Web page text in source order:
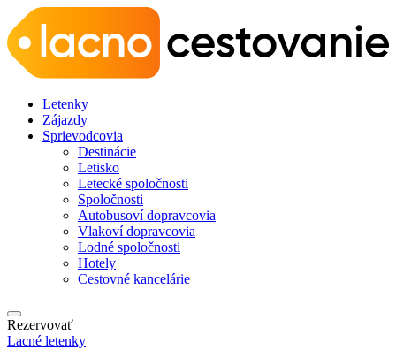
Letenky
Zájazdy
Sprievodcovia
Destinácie
Letisko
Letecké spoločnosti
Spoločnosti
Autobusoví dopravcovia
Vlakoví dopravcovia
Lodné spoločnosti
Hotely
Cestovné kancelárie
Rezervovať
Lacné letenky